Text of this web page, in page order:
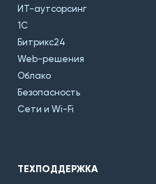
ИТ-аутсорсинг
1С
Битрикс24
Web-решения
Облако
Безопасность
Сети и Wi-Fi
ТЕХПОДДЕРЖКА